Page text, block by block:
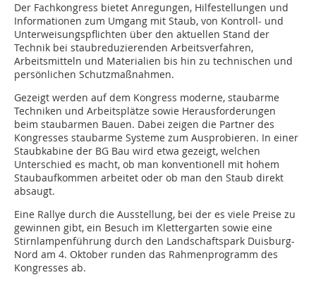
Der Fachkongress bietet Anregungen, Hilfestellungen und
Informationen zum Umgang mit Staub, von Kontroll- und
Unterweisungspflichten über den aktuellen Stand der
Technik bei staubreduzierenden Arbeitsverfahren,
Arbeitsmitteln und Materialien bis hin zu technischen und
persönlichen Schutzmaßnahmen.
Gezeigt werden auf dem Kongress moderne, staubarme
Techniken und Arbeitsplätze sowie Herausforderungen
beim staubarmen Bauen. Dabei zeigen die Partner des
Kongresses staubarme Systeme zum Ausprobieren. In einer
Staubkabine der BG Bau wird etwa gezeigt, welchen
Unterschied es macht, ob man konventionell mit hohem
Staubaufkommen arbeitet oder ob man den Staub direkt
absaugt.
Eine Rallye durch die Ausstellung, bei der es viele Preise zu
gewinnen gibt, ein Besuch im Klettergarten sowie eine
Stirnlampenführung durch den Landschaftspark Duisburg-
Nord am 4. Oktober runden das Rahmenprogramm des
Kongresses ab.